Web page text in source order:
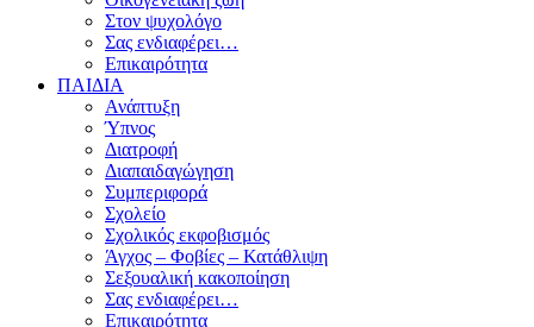
Στον ψυχολόγο
Σας ενδιαφέρει…
Επικαιρότητα
ΠΑΙΔΙΑ
Ανάπτυξη
Ύπνος
Διατροφή
Διαπαιδαγώγηση
Συμπεριφορά
Σχολείο
Σχολικός εκφοβισμός
Άγχος – Φοβίες – Κατάθλιψη
Σεξουαλική κακοποίηση
Σας ενδιαφέρει…
Επικαιρότητα